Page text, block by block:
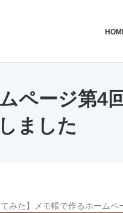
ページ第4
ました
てみた】メモ帳で作るホーム